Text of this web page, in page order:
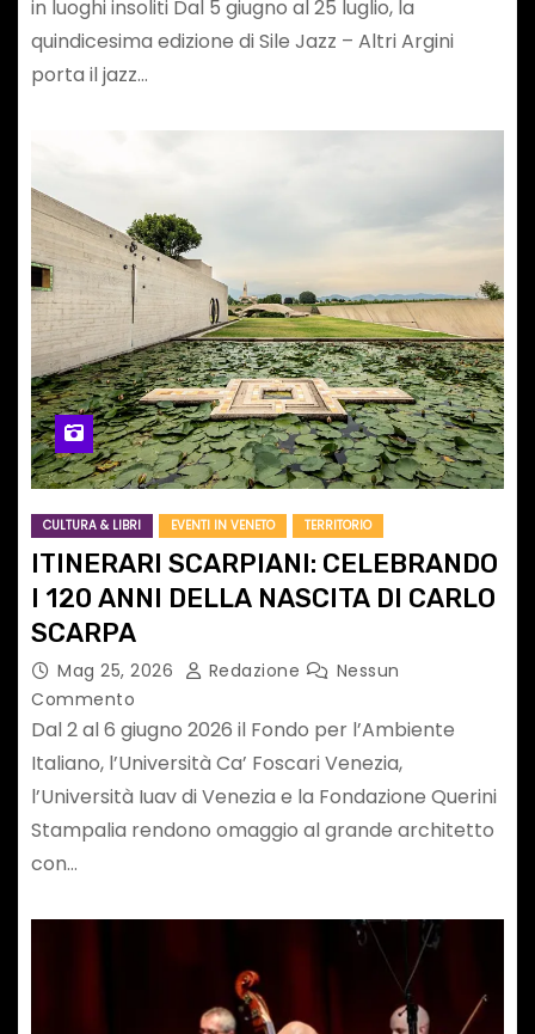
in luoghi insoliti Dal 5 giugno al 25 luglio, la
quindicesima edizione di Sile Jazz – Altri Argini
porta il jazz…
CULTURA & LIBRI EVENTI IN VENETO TERRITORIO
ITINERARI SCARPIANI: CELEBRANDO
I 120 ANNI DELLA NASCITA DI CARLO
SCARPA
Mag 25, 2026 Redazione
Nessun
Commento
Dal 2 al 6 giugno 2026 il Fondo per l’Ambiente
Italiano, l’Università Ca’ Foscari Venezia,
l’Università Iuav di Venezia e la Fondazione Querini
Stampalia rendono omaggio al grande architetto
con…